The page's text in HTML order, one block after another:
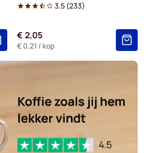
Dolce Gusto
voor Dolce Gusto
voor Dolce Gusto
3.5(233)
€ 2,05
€ 0,21 / kop